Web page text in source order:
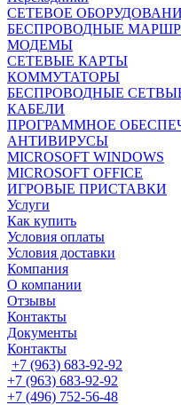
СЕТЕВОЕ
БЕСПРОВОДНЫЕ
МОДЕМЫ
СЕТЕВЫЕ КАРТЫ
КОММУТАТОРЫ
БЕСПРОВОДНЫЕ
КАБЕЛИ
ПРОГРАММНОЕ
АНТИВИРУСЫ
MICROSOFT WINDOWS
MICROSOFT OFFICE
ИГРОВЫЕ ПРИСТАВКИ
Услуги
Как купить
Условия оплаты
Условия доставки
Компания
О компании
Отзывы
Контакты
Документы
Контакты
+7 (963) 683-92-92
+7 (963) 683-92-92
+7 (496) 752-56-48